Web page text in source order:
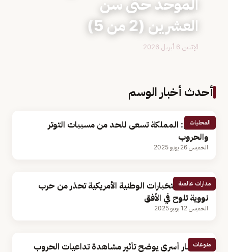
الموحد حتى سن
العشرين (2 من 5)
الإثنين 6 أبريل 2026
أحدث أخبار الوسم
المحليات
مختص: المملكة تسعى للحد من مسببات التوتر
والحروب
الخميس 26 يونيو 2025
مدارات عالمية
مديرة الاستخبارات الوطنية الأمريكية تحذر من حرب
نووية تلوح في الأفق
الخميس 12 يونيو 2025
منوعات
مستشار أسري يوضح تأثير مشاهدة تداعيات الحروب